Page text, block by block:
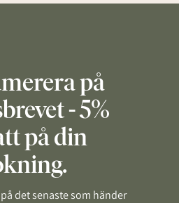
på
- 5%
på din
det senaste som händer